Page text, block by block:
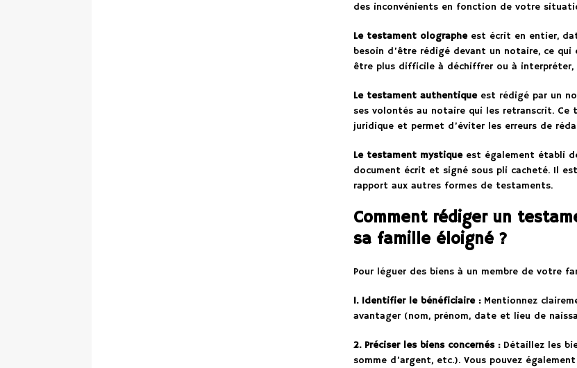
des inconvénients en fonction de votre
Le testament olographeest écrit en entier,
besoin d’être rédigé devant un notaire, ce
être plus difficile à déchiffrer ou à
Le testament authentiqueest rédigé par un
ses volontés au notaire qui les retranscrit.
juridique et permet d’éviter les erreurs de
Le testament mystiqueest également établi
document écrit et signé sous pli cacheté. Il
rapport aux autres formes de testaments.
Comment rédiger un
sa famille éloigné ?
Pour léguer des biens à un membre de votre
1. Identifier le bénéficiaire :Mentionnez
avantager (nom, prénom, date et lieu de
2. Préciser les biens concernés :Détaillez les
somme d’argent, etc.). Vous pouvez